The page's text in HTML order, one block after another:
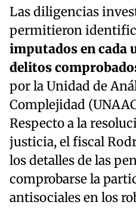
Las diligencias
permitieron
imputados en cada
delitos
por la Unidad de
Complejidad
Respecto a la
justicia, el fiscal
los detalles de las
comprobarse la
antisociales en los